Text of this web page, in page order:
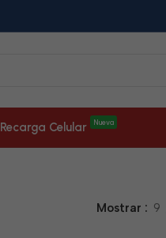
Recarga Celular Nueva
Mostrar 9